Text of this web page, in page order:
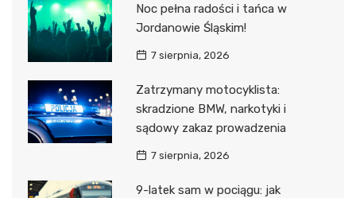
Noc pełna radości i tańca w
Jordanowie Śląskim!
7 sierpnia, 2026
Zatrzymany motocyklista:
skradzione BMW, narkotyki i
sądowy zakaz prowadzenia
7 sierpnia, 2026
9-latek sam w pociągu: jak